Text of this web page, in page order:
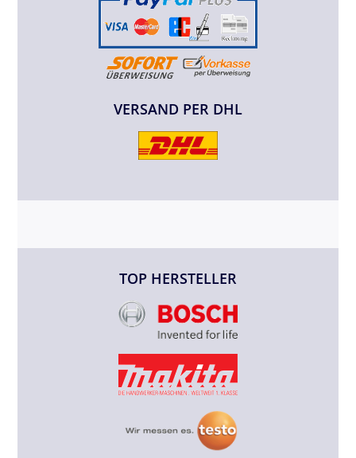
VERSAND PER DHL
TOP HERSTELLER